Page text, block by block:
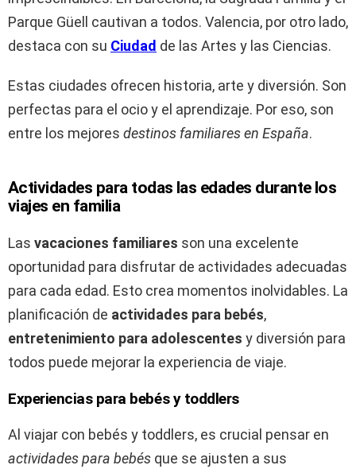
Parque Güell cautivan a todos. Valencia, por otro lado,
destaca con su Ciudad de las Artes y las Ciencias.
Estas ciudades ofrecen historia, arte y diversión. Son
perfectas para el ocio y el aprendizaje. Por eso, son
entre los mejores destinos familiares en España.
Actividades para todas las edades durante los
viajes en familia
Las vacaciones familiares son una excelente
oportunidad para disfrutar de actividades adecuadas
para cada edad. Esto crea momentos inolvidables. La
planificación de actividades para bebés,
entretenimiento para adolescentes y diversión para
todos puede mejorar la experiencia de viaje.
Experiencias para bebés y toddlers
Al viajar con bebés y toddlers, es crucial pensar en
actividades para bebés que se ajusten a sus